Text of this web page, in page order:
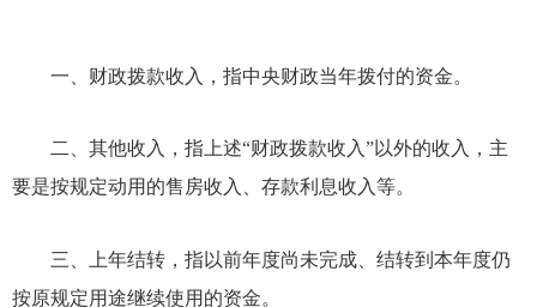
一、 财政拨款收入，指中央财政当年拨付的资金。
二、 其他收入，指上述“财政拨款收入”以外的收入，主
要是按规定动用的售房收入、存款利息收入等。
三、
上年结转，指以前年度尚未完成、结转到本年度仍
按原规定用途继续使用的资金。